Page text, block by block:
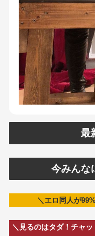
最
今みんな
＼エロ同人が
＼見るのはタダ！チャ